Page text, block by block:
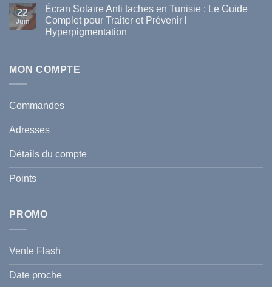
disponibles
en
Tunisie
sur
La
vague
de
comment
et
celle
de
votre
famille
durant
l’été
2026
?
22
Juin
Écran Solaire Anti taches en Tunisie : Le Guide
Complet pour Traiter et Prévenir l
Hyperpigmentation
Écran
Solaire
Tunisie
Guide
Traiter
Prévenir
MON COMPTE
Commandes
Adresses
Détails du compte
Points
PROMO
Vente Flash
Date proche